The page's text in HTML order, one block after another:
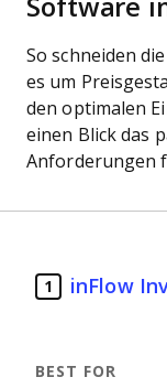
Software
So schneiden
es um
den optimalen
einen Blick das
Anforderungen
1 inFlow